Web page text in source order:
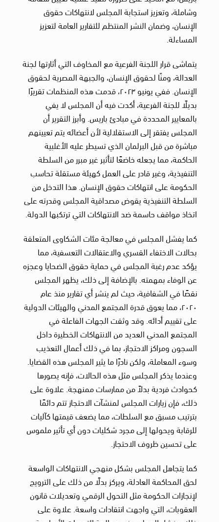
وشاملة، وتعزيز استجابة المجلس لانتهاكات حقوق
الإنسان، وضمان النشر المنتظم للتقارير العامة لتعزيز
المساءلة.
يتماشى قرار اللجنة الفرعية مع المخاوف التي أثارتها لجنة
العدالة، ومنّا لحقوق الإنسان، والجبهة المصرية لحقوق
الإنسان. ففي يونيو ٢٠٢٣، قدمت هذه المنظمات تقريرًا
بديلًا للجنة الفرعية، أكدت فيه أن المجلس لا يفي
بالمعايير المحددة في مبادئ باريس. وأبرز التقرير أن
المجلس يفتقر إلى الاستقلالية لأن أعضائه يتم تعيينهم
مباشرة من قبل البرلمان الذي تسيطر عليه الأغلبية
الحاكمة، مما يجعله خاضعًا لتأثير غير مبرر من السلطة
التنفيذية، وغير قادر على العمل كهيئة مستقلة تحاسب
الحكومة على انتهاكات حقوق الإنسان. هذا التدخل من
السلطة التنفيذية يقوض مصداقية المجلس وقدرته على
اتخاذ مواقف حاسمة ضد الانتهاكات التي ترتكبها الدولة.
كما يفشل المجلس في معالجة مئات الشكاوى المتعلقة
بحالات الاختفاء القسري والاعتقالات التعسفية، مما
يؤكد عدم رغبة المجلس في حماية حقوق الضحايا وعجزه
عن الوفاء بمهمته. بالإضافة إلى ذلك، يظهر المجلس
نقصًا في الشفافية، حيث لم ينشر أي تقارير منذ عام
٢٠٢٠، مما يعوق قدرة المجتمع المدني والهيئات الدولية
على تقييم أدائه. وقد وثقت الجهات الفاعلة في
المجتمع المدني العديد من الانتهاكات الخطيرة داخل
السجون ومراكز الاحتجاز، بما في ذلك أعمال التعذيب
وسوء المعاملة، ولكن نادرًا ما يثير المجلس هذه القضايا.
وعندما يذكر المجلس مثل هذه الحالات، فإنه يصورها
كحوادث فردية بدلاً من ممارسات ممنهجة. علاوة على
ذلك، فإن زيارات المجلس لمنشآت الاحتجاز تتم دائمًا
بترتيب مسبق مع السلطات، مما يضعف قيمتها كآليات
للرقابة ويحولها إلى مجرد شكليات دون أي تأثير ملموس
على تحسين ظروف الاحتجاز.
كما يتجاهل المجلس بشكل منهجي الانتهاكات الواسعة
لحق المحاكمة العادلة، ويركز بدلًا من ذلك على الترويج
لإنجازات الحكومة مثل التحول الرقمي وتعديلات قانون
العقوبات، التي واجهت انتقادات واسعة. علاوة على